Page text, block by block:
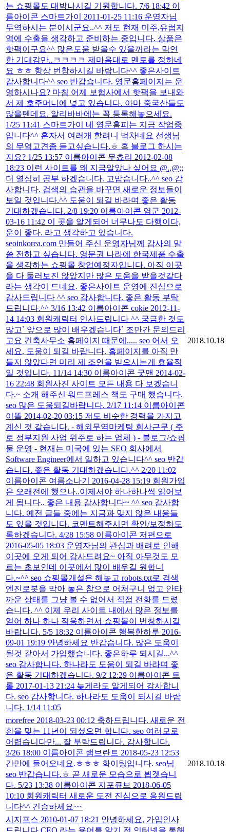
는 쇼핑몰도 대박나시길 기원합니다. 7/6 18:42 이
름아이콘 스마트가이 2011-01-25 11:16 운영자님
무역하시는 분이시군요..^^ 저도 현재 미주,유럽지
역에 수출을 생각하고 준비하는 중입니다. 상품은
핫팩이구요^^ 많은도움 받을수 있을꺼라는 막연
한 기대감만..ㅋㅋㅋㅋ 제마음대로 멘토를 정하네
요 ㅎㅎ 항상 번창하시길 바랍니다^^ 좋은사이트
감사합니다^^ seo 반갑습니다. 영문홈페이지는 운
영하시나요? 마침 어제 보험사에서 핫팩을 보내와
서 제 호주머니에 넣고 있습니다. 아마 중국산들도
많을텐데요. 알리바바에는 꼭 등록해놓으세요.
1/25 11:41 스마트가이 네 영문홈피는 지금 작업중
입니다^^ 혼자서 여러개 할려니 벅차네요 선생님
의 무역고견좀 듣고싶습니다.ㅎ 혹 블로그 하시는
지요? 1/25 13:57 이름아이콘 무쵸리 2012-02-08
18:23 이런 사이트를 왜 지금알았나 싶어요 @.,@;;
더 열심히 공부 하겠습니다. 고맙습니다..^^ seo 감
사합니다. 검색의 습관을 바꾸면 새로운 정보들이
보일 것입니다.^^ 도움이 되길 바라며 좋은 활동
기대하겠습니다. 2/8 19:20 이름아이콘 염군 2012-
03-16 11:42 이 곳을 알게되어 너무나도 다행이다,
운이 좋다. 라고 생각하고 있습니다.
seoinkorea.com 만들어 주신 운영자님께 감사의 말
씀 전하고 싶습니다. 영문권 나라에 한국제품 수출
을 생각하는 쇼핑몰 창업예정자입니다. 아직 이곳
을 다 둘러보진 않았지만 많은 도움을 받을것같다
라는 생각이 드네요. 좋은사이트 운영에 진심으로
감사드립니다 ^^ seo 감사합니다. 좋은 활동 부탁
드립니다.^^ 3/16 13:42 이름아이콘 cokie 2012-11-
14 14:03 회원캐릭터 인사드립니다 ^^ 궁금한 것도
많고` 앞으로 많이 배우겠습니다` 조만간 문의드리
고요 건축사무소 홈페이지 때문에..... seo 어서 오
세요. 도움이 되길 바랍니다. 홈페이지를 아직 만
들지 않았다면 미리 제 조언을 받으시는게 효율적
일 것입니다. 11/14 14:30 이름아이콘 굿맨 2014-02-
16 22:48 회원사진 사이트 모든 내용 다 보겠습니
다.~ 소개 해주신 워드프레스 책도 구매 했습니다.
seo 많은 도움되길바랍니다. 2/17 11:14 이름아이콘
이똘 2014-02-20 03:15 저도 비슷한 경력을 가지고
계신 것 같습니다. - 해외무역마케팅 회사근무 ( 주
로 정부지원 사업 위주로 하는 업체 ) - 블로그/쇼핑
물 운영 - 현재는 미국에 있는 SEO 회사에서
Software Engineer에서 일하고 있습니다^^ seo 반갑
습니다. 좋은 활동 기대하겠습니다.^^ 2/20 11:02
이름아이콘 여름소나기 2016-04-28 15:19 회원가입
은 오래전에 했으나..이제서야 하나하나씩 읽어보
게 됩니다.. 좋은 내용 감사합니다~ ^^ seo 감사합
니다. 예전 글들 중에는 지금과 맞지 않은 내용들
도 있을 것입니다. 코멘트해주시면 확인/보정하도
록하겠습니다. 4/28 15:58 이름아이콘 저편으로
2016-05-05 18:03 운영자님의 관심과 배려로 인해
이곳에 오게 되어 감사드려요~ 아직 아무것도 모
르는 초보인데 이곳에서 많이 배우길 원합니
다.~^^ seo 쇼핑몰개설은 해놓고 robots.txt로 검색
엔진로봇을 막아 놓은 참으로 어처구니 없고 안타
까운 상태를 그냥 볼 수 없어서 직접 전화를 드렸
습니다. ^^ 이제 우리 사이트 내에서 많은 정보를
얻어 하나 하나 적용하면서 쇼핑몰이 번창하시길
바랍니다. 5/5 18:32 이름아이콘 행복한하루 2016-
09-01 19:19 안녕하세요 반갑습니다. 많은 도움이
될것 같아서 가입했습니다. 좋은하루 되시길...^^
seo 감사합니다. 하나라도 도움이 되길 바라며 좋
은 활동 기대하겠습니다. 9/2 12:29 이름아이콘 트
롤 2017-01-13 21:24 늦게라도 알게되어 감사합니
다. seo 감사합니다. 하나라도 도움이 되시길 바랍
니다. 1/14 11:05
2018.10.18
morefree 2018-03-23 00:12 축하드립니다. 새로운 전
환을 맞는 11년이 되셨으면 합니다. seo 여러모로
어렵습니다만... 잘 부탁드립니다. 감사합니다.
3/26 18:00 이름아이콘 램브란트 2018-05-23 12:53
간만에 들어오네요.ㅎㅎㅎ 화이팅입니다. seo님
seo 반갑습니다.ㅎ 곧 새로운 모습으로 뵙겟습니
다. 5/23 13:38 이름아이콘 지포큐브 2018-06-05
10:10 회원캐릭터 새로운 도전 진심으로 응원드립
니다^^ 건승하세요~~
2018.10.18
시지프스 2010-01-07 18:21 안녕하세요, 가입인사
드립니다.CEO 라는 용어를 알기 전 인터넷을 통해